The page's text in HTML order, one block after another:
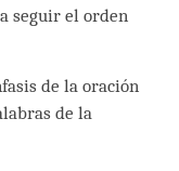
seguir el orden
de la oración
de la